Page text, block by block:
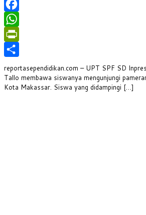
Facebook
WhatsApp
PrintFriendly
Share
reportasependidikan.com – UPT SPF SD
Tallo membawa siswanya mengunjungi
Kota Makassar. Siswa yang didampingi […]